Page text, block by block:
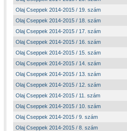
Olaj Cseppek 2014-2015 / 19. szám
Olaj Cseppek 2014-2015 / 18. szám
Olaj Cseppek 2014-2015 / 17. szám
Olaj Cseppek 2014-2015 / 16. szám
Olaj Cseppek 2014-2015 / 15. szám
Olaj Cseppek 2014-2015 / 14. szám
Olaj Cseppek 2014-2015 / 13. szám
Olaj Cseppek 2014-2015 / 12. szám
Olaj Cseppek 2014-2015 / 11. szám
Olaj Cseppek 2014-2015 / 10. szám
Olaj Cseppek 2014-2015 / 9. szám
Olaj Cseppek 2014-2015 / 8. szám